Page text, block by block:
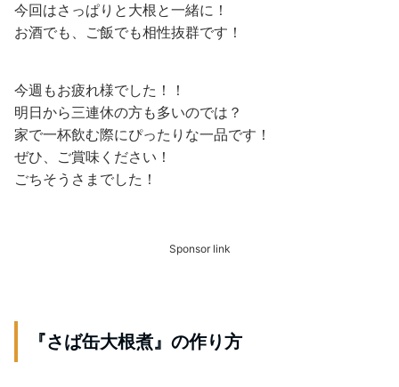
今回はさっぱりと大根と一緒に！
お酒でも、ご飯でも相性抜群です！
今週もお疲れ様でした！！
明日から三連休の方も多いのでは？
家で一杯飲む際にぴったりな一品です！
ぜひ、ご賞味ください！
ごちそうさまでした！
Sponsor link
『さば缶大根煮』の作り方